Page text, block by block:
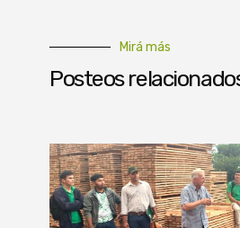
Mirá más
Posteos